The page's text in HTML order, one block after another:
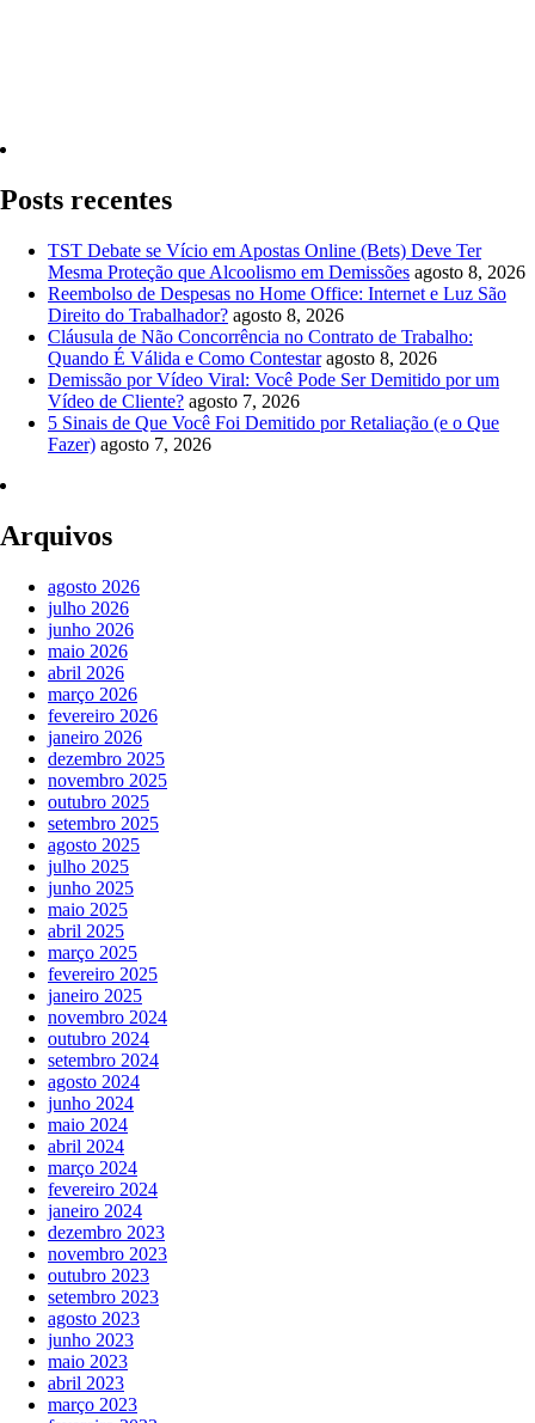
Posts recentes
TST Debate se Vício em Apostas Online (Bets) Deve Ter
Mesma Proteção que Alcoolismo em Demissões agosto 8, 2026
Reembolso de Despesas no Home Office: Internet e Luz São
Direito do Trabalhador? agosto 8, 2026
Cláusula de Não Concorrência no Contrato de Trabalho:
Quando É Válida e Como Contestar agosto 8, 2026
Demissão por Vídeo Viral: Você Pode Ser Demitido por um
Vídeo de Cliente? agosto 7, 2026
5 Sinais de Que Você Foi Demitido por Retaliação (e o Que
Fazer) agosto 7, 2026
Arquivos
agosto 2026
julho 2026
junho 2026
maio 2026
abril 2026
março 2026
fevereiro 2026
janeiro 2026
dezembro 2025
novembro 2025
outubro 2025
setembro 2025
agosto 2025
julho 2025
junho 2025
maio 2025
abril 2025
março 2025
fevereiro 2025
janeiro 2025
novembro 2024
outubro 2024
setembro 2024
agosto 2024
junho 2024
maio 2024
abril 2024
março 2024
fevereiro 2024
janeiro 2024
dezembro 2023
novembro 2023
outubro 2023
setembro 2023
agosto 2023
junho 2023
maio 2023
abril 2023
março 2023